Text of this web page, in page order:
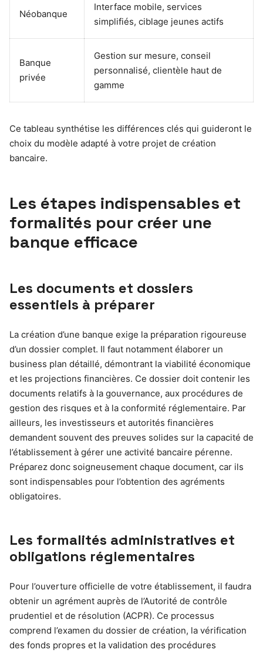
Néobanque
Interface mobile, services
simplifiés, ciblage jeunes actifs
Banque
privée
Gestion sur mesure, conseil
personnalisé, clientèle haut de
gamme
Ce tableau synthétise les différences clés qui guideront le
choix du modèle adapté à votre projet de création
bancaire.
Les étapes indispensables et
formalités pour créer une
banque efficace
Les documents et dossiers
essentiels à préparer
La création d’une banque exige la préparation rigoureuse
d’un dossier complet. Il faut notamment élaborer un
business plan détaillé, démontrant la viabilité économique
et les projections financières. Ce dossier doit contenir les
documents relatifs à la gouvernance, aux procédures de
gestion des risques et à la conformité réglementaire. Par
ailleurs, les investisseurs et autorités financières
demandent souvent des preuves solides sur la capacité de
l’établissement à gérer une activité bancaire pérenne.
Préparez donc soigneusement chaque document, car ils
sont indispensables pour l’obtention des agréments
obligatoires.
Les formalités administratives et
obligations réglementaires
Pour l’ouverture officielle de votre établissement, il faudra
obtenir un agrément auprès de l’Autorité de contrôle
prudentiel et de résolution (ACPR). Ce processus
comprend l’examen du dossier de création, la vérification
des fonds propres et la validation des procédures